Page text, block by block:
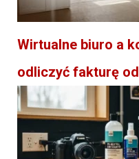
Wirtualne biuro a
odliczyć fakturę